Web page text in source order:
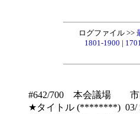
ログファイル >>
1801-1900 |
#642/700 本会議場 市
★タイトル (********) 03/